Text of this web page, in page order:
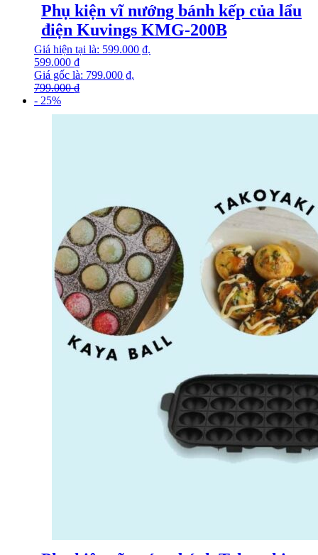
Phụ kiện vĩ nướng bánh kếp của lẩu
điện Kuvings KMG-200B
799.000₫
Giá gốc là: 799.000 ₫.
599.000 ₫
Giá hiện tại là: 599.000 ₫.
- 25%